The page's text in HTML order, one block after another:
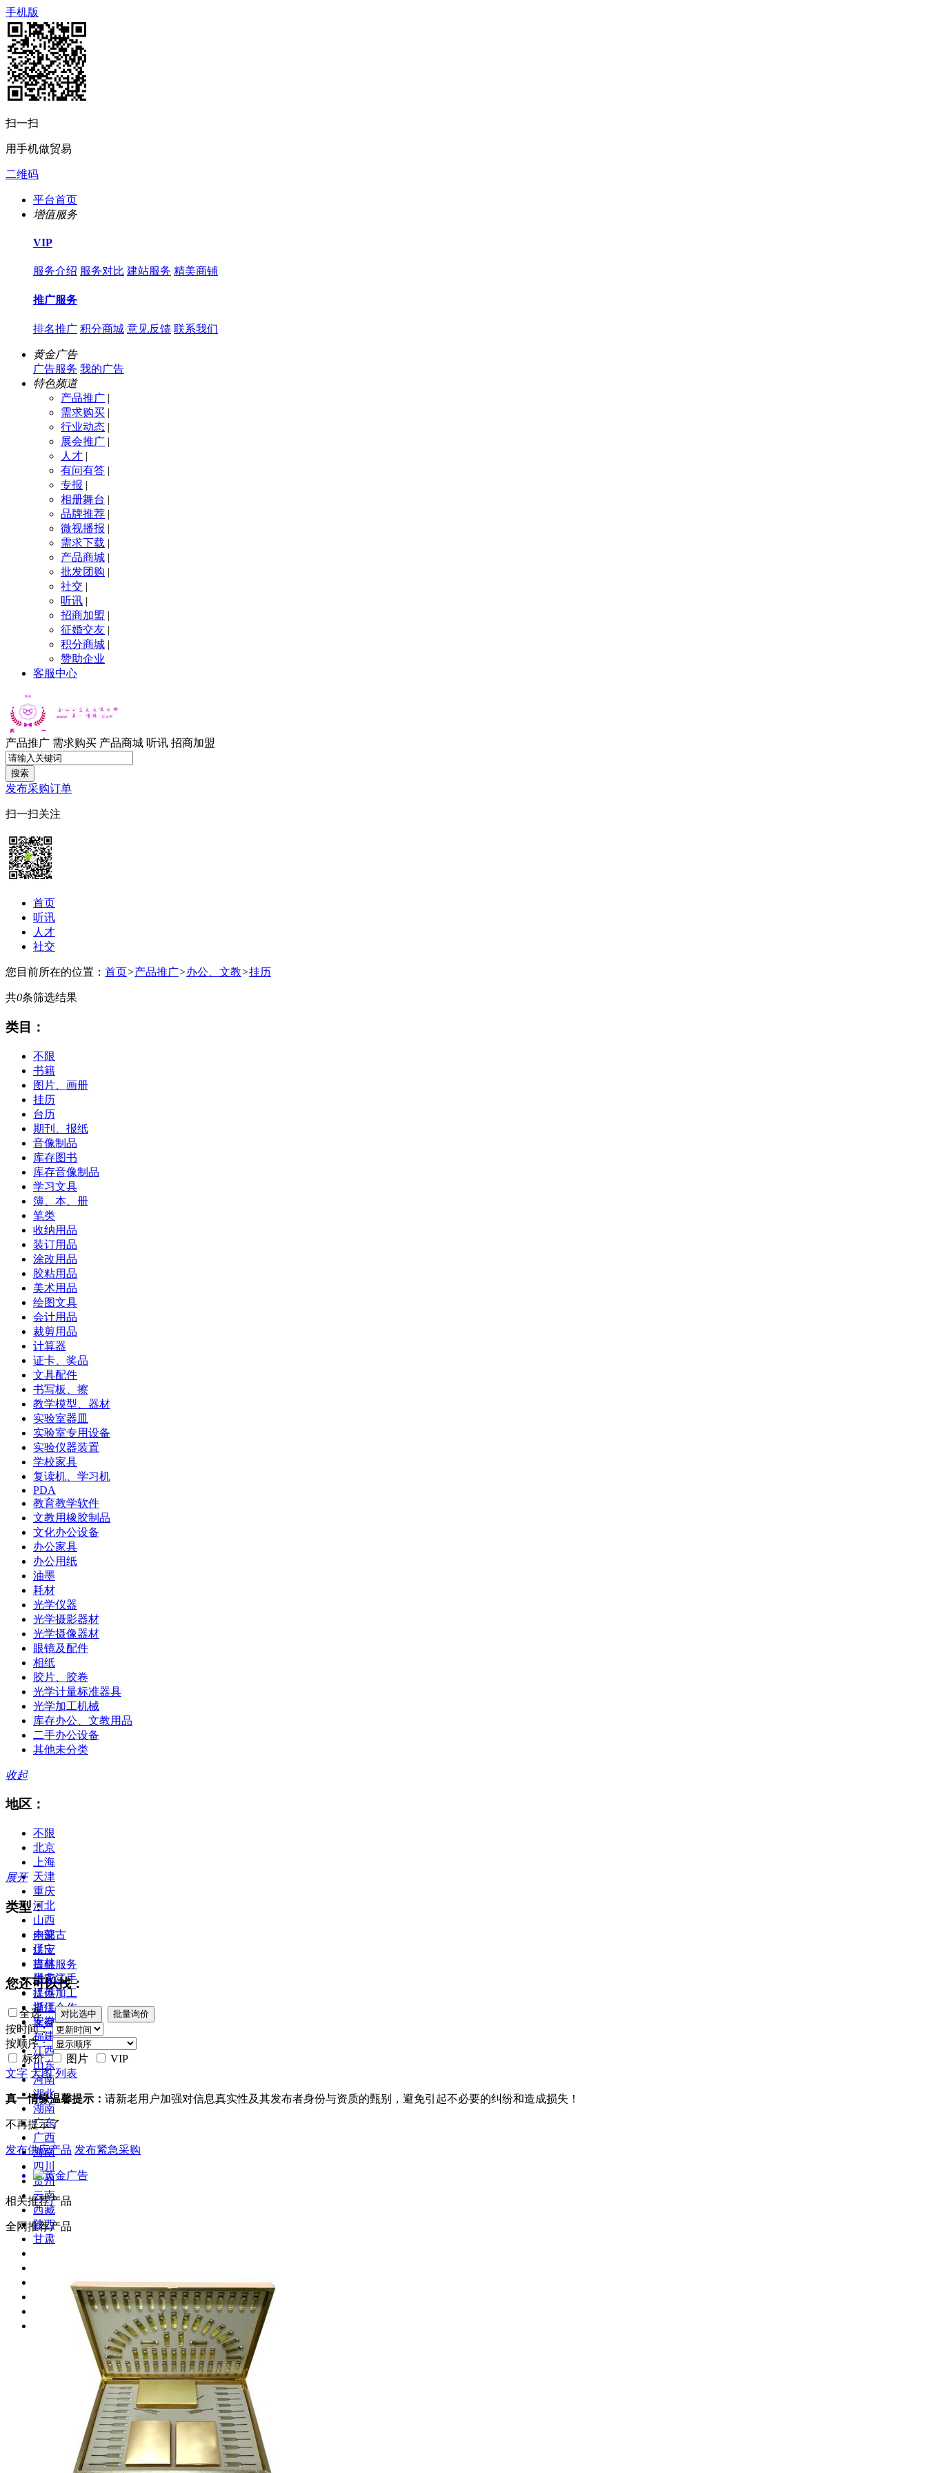
手机版
扫一扫
用手机做贸易
二维码
平台首页
增值服务
VIP
服务介绍 服务对比 建站服务 精美商铺
推广服务
排名推广 积分商城 意见反馈 联系我们
黄金广告
广告服务 我的广告
特色频道
产品推广 |
需求购买 |
行业动态 |
展会推广 |
人才 |
有问有答 |
专报 |
相册舞台 |
品牌推荐 |
微视播报 |
需求下载 |
产品商城 |
批发团购 |
社交 |
听讯 |
招商加盟 |
征婚交友 |
积分商城 |
赞助企业
客服中心
产品推广 需求购买 产品商城 听讯 招商加盟
搜索
发布采购订单
扫一扫关注
首页
听讯
人才
社交
您目前所在的位置： 首页>产品推广>办公、文教>挂历
共0条筛选结果
类目：
不限
书籍
图片、画册
挂历
台历
期刊、报纸
音像制品
库存图书
库存音像制品
学习文具
簿、本、册
笔类
收纳用品
装订用品
涂改用品
胶粘用品
美术用品
绘图文具
会计用品
裁剪用品
计算器
证卡、奖品
文具配件
书写板、擦
教学模型、器材
实验室器皿
实验室专用设备
实验仪器装置
学校家具
复读机、学习机
PDA
教育教学软件
文教用橡胶制品
文化办公设备
办公家具
办公用纸
油墨
耗材
光学仪器
光学摄影器材
光学摄像器材
眼镜及配件
相纸
胶片、胶卷
光学计量标准器具
光学加工机械
库存办公、文教用品
二手办公设备
其他未分类
收起
地区：
不限
北京
上海
天津
重庆
河北
山西
内蒙古
辽宁
吉林
黑龙江
江苏
浙江
安徽
福建
江西
山东
河南
湖北
湖南
广东
广西
海南
四川
贵州
云南
西藏
陕西
甘肃
展开
类型：
全部
供应
提供服务
供应二手
提供加工
提供合作
库存
您还可以找：
全选
按时间：
按顺序：
标价
图片
VIP
文字 大图 列表
真一情缘温馨提示： 请新老用户加强对信息真实性及其发布者身份与资质的甄别，避免引起不必要的纠纷和造成损失！
不再提示了
发布供应产品 发布紧急采购
相关推荐产品
全网推荐产品